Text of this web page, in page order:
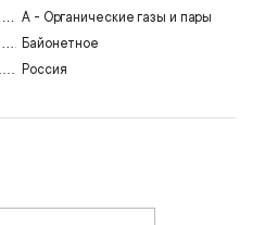
A - Органические газы и пары
Байонетное
Россия